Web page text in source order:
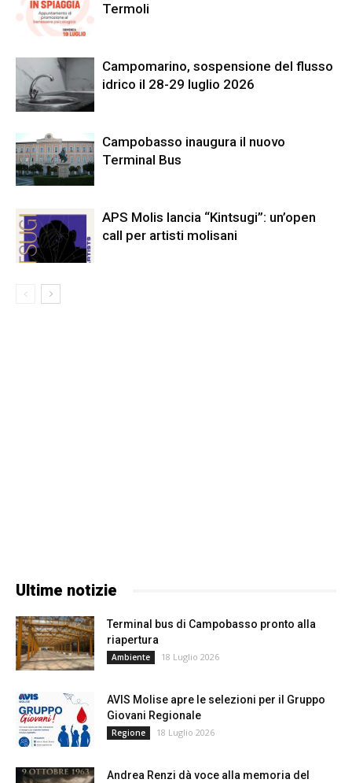
Termoli
Campomarino, sospensione del flusso
idrico il 28-29 luglio 2026
Campobasso inaugura il nuovo
Terminal Bus
APS Molis lancia “Kintsugi”: un’open
call per artisti molisani
Ultime notizie
Terminal bus di Campobasso pronto alla
riapertura
Ambiente 18 Luglio 2026
AVIS Molise apre le selezioni per il Gruppo
Giovani Regionale
Regione 18 Luglio 2026
Andrea Renzi dà voce alla memoria del